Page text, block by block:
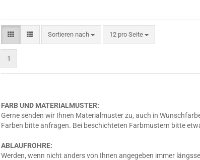
Sortieren nach
Sortieren nach 12 pro Seite
pro Seite
1
FARB UND MATERIALMUSTER:
Gerne senden wir Ihnen Materialmuster zu, auch in
Farben bitte anfragen. Bei beschichteten Farbmustern bitte
ABLAUFROHRE:
Werden, wenn nicht anders von Ihnen angegeben immer